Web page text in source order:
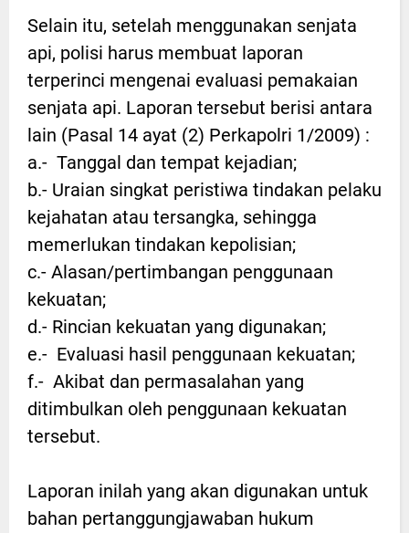
Selain itu, setelah menggunakan senjata
api, polisi harus membuat laporan
terperinci mengenai evaluasi pemakaian
senjata api. Laporan tersebut berisi antara
lain (Pasal 14 ayat (2) Perkapolri 1/2009) :
a.- Tanggal dan tempat kejadian;
b.- Uraian singkat peristiwa tindakan pelaku
kejahatan atau tersangka, sehingga
memerlukan tindakan kepolisian;
c.- Alasan/pertimbangan penggunaan
kekuatan;
d.- Rincian kekuatan yang digunakan;
e.- Evaluasi hasil penggunaan kekuatan;
f.- Akibat dan permasalahan yang
ditimbulkan oleh penggunaan kekuatan
tersebut.
Laporan inilah yang akan digunakan untuk
bahan pertanggungjawaban hukum